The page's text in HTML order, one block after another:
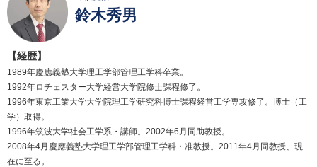
鈴木秀男
【経歴】
1989年慶應義塾大学理工学部管理工学科卒業。
1992年ロチェスター大学経営大学院修士課程修了。
1996年東京工業大学大学院理工学研究科博士課程経営工学専攻修了。博士（工
学）取得。
1996年筑波大学社会工学系・講師。2002年6月同助教授。
2008年4月慶應義塾大学理工学部管理工学科・准教授。2011年4月同教授、現
在に至る。